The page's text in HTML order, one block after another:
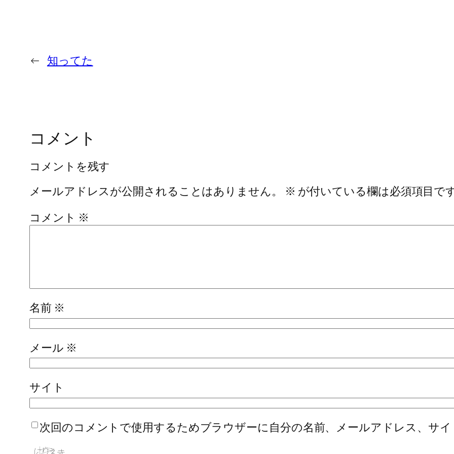
← 知ってた
コメント
コメントを残す
メールアドレスが公開されることはありません。
※ が付いている欄は必須項目で
コメント ※
名前 ※
メール ※
サイト
次回のコメントで使用するためブラウザーに自分の名前、メールアドレス、サイ